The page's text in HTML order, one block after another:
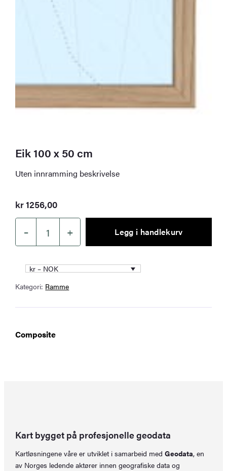
Eik 100 x 50 cm
Uten innramming beskrivelse
kr1256,00
–
cm
+ Legg i handlekurv
kr – NOK
Kategori: Ramme
Composite
Kart bygget på profesjonelle geodata
Kartløsningene våre er utviklet i samarbeid medGeodata, en
av Norges ledende aktører innen geografiske data og